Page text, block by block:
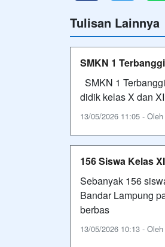
Tulisan Lainnya
SMKN 1
SMKN 1
didik kelas X dan
13/05/2026 11:05 -
156 Siswa Kelas
Sebanyak 156
Bandar Lampung
berbas
13/05/2026 10:13 -